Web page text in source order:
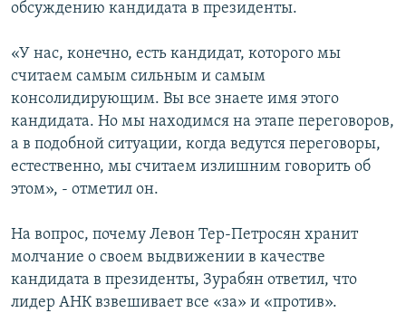
обсуждению кандидата в президенты.
«У нас, конечно, есть кандидат, которого мы
считаем самым сильным и самым
консолидирующим. Вы все знаете имя этого
кандидата. Но мы находимся на этапе переговоров,
а в подобной ситуации, когда ведутся переговоры,
естественно, мы считаем излишним говорить об
этом», - отметил он.
На вопрос, почему Левон Тер-Петросян хранит
молчание о своем выдвижении в качестве
кандидата в президенты, Зурабян ответил, что
лидер АНК взвешивает все «за» и «против».